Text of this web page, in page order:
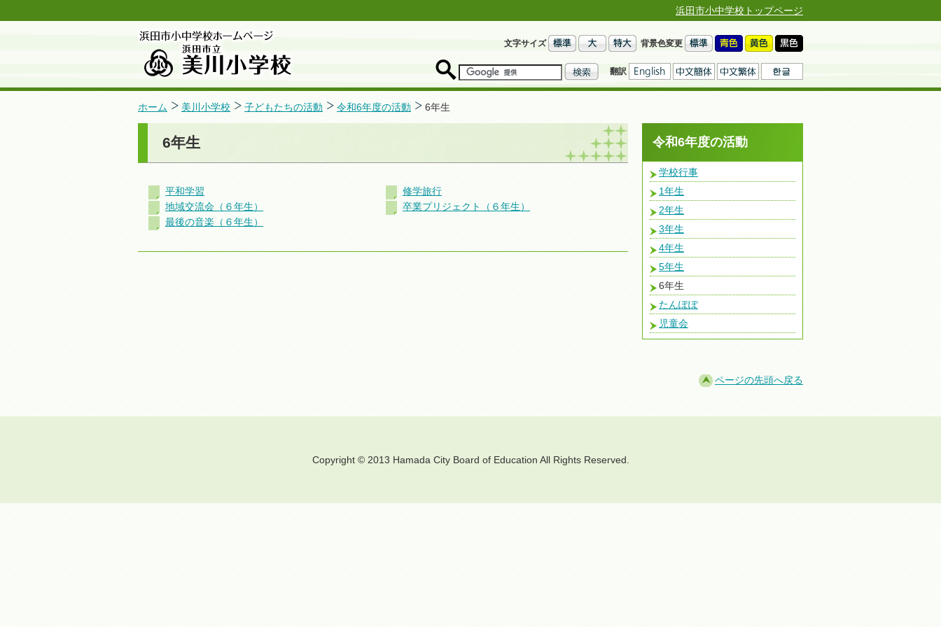
浜田市小中学校トップページ
文字サイズ 背景色変更
翻訳
ホーム 美川小学校 子どもたちの活動 令和6年度の活動 6年生
6年生
平和学習
修学旅行
地域交流会（６年生）
卒業プリジェクト（６年生）
最後の音楽（６年生）
令和6年度の活動
学校行事
1年生
2年生
3年生
4年生
5年生
6年生
たんぽぽ
児童会
ページの先頭へ戻る
Copyright © 2013 Hamada City Board of Education All Rights Reserved.